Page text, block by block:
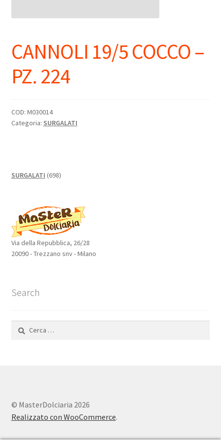
CANNOLI 19/5 COCCO –
PZ. 224
COD: M030014
Categoria: SURGALATI
SURGALATI 698698
Via della Repubblica, 26/28
20090 - Trezzano snv - Milano
Search
© MasterDolciaria 2026
Realizzato con WooCommerce.